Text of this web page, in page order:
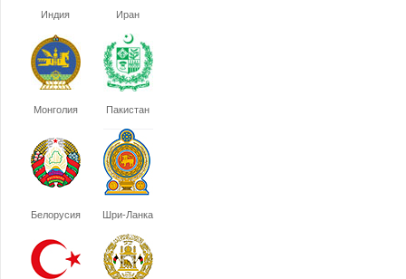
Индия Иран
Монголия Пакистан
Белорусия Шри-Ланка